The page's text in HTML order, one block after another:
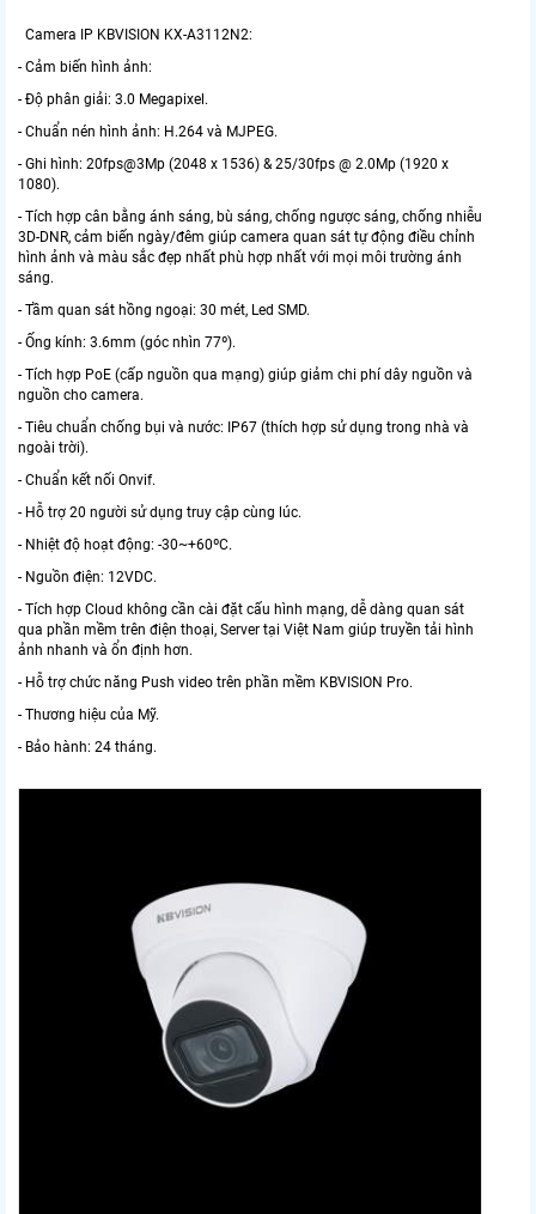
Camera IP KBVISION KX-A3112N2:
- Cảm biến hình ảnh:
- Độ phân giải: 3.0 Megapixel.
- Chuẩn nén hình ảnh: H.264 và MJPEG.
- Ghi hình: 20fps@3Mp (2048 x 1536) & 25/30fps @ 2.0Mp (1920 x
1080).
- Tích hợp cân bằng ánh sáng, bù sáng, chống ngược sáng, chống nhiễu
3D-DNR, cảm biến ngày/đêm giúp camera quan sát tự động điều chỉnh
hình ảnh và màu sắc đẹp nhất phù hợp nhất với mọi môi trường ánh
sáng.
- Tầm quan sát hồng ngoại: 30 mét, Led SMD.
- Ống kính: 3.6mm (góc nhìn 77º).
- Tích hợp PoE (cấp nguồn qua mạng) giúp giảm chi phí dây nguồn và
nguồn cho camera.
- Tiêu chuẩn chống bụi và nước: IP67 (thích hợp sử dụng trong nhà và
ngoài trời).
- Chuẩn kết nối Onvif.
- Hỗ trợ 20 người sử dụng truy cập cùng lúc.
- Nhiệt độ hoạt động: -30~+60ºC.
- Nguồn điện: 12VDC.
- Tích hợp Cloud không cần cài đặt cấu hình mạng, dễ dàng quan sát
qua phần mềm trên điện thoại, Server tại Việt Nam giúp truyền tải hình
ảnh nhanh và ổn định hơn.
- Hỗ trợ chức năng Push video trên phần mềm KBVISION Pro.
- Thương hiệu của Mỹ.
- Bảo hành: 24 tháng.